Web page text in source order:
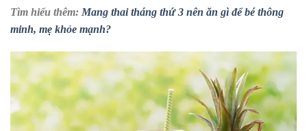
Tìm hiểu thêm: Mang thai tháng thứ 3 nên ăn gì để bé thông
minh, mẹ khỏe mạnh?